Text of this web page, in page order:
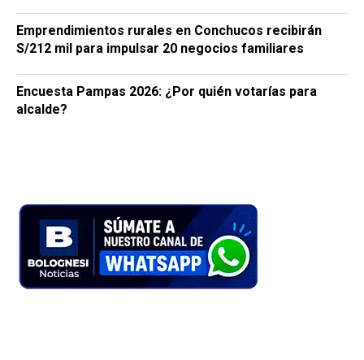
Emprendimientos rurales en Conchucos recibirán
S/212 mil para impulsar 20 negocios familiares
Encuesta Pampas 2026: ¿Por quién votarías para
alcalde?